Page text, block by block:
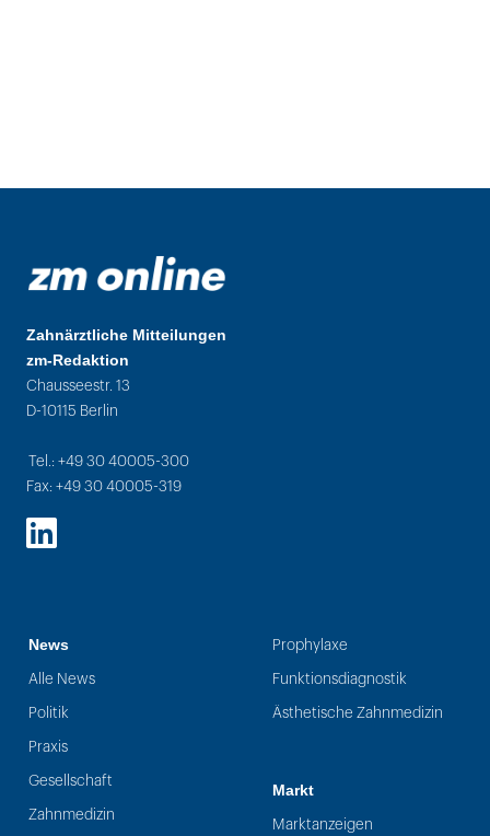
Zahnärztliche Mitteilungen
zm-Redaktion
Chausseestr. 13
D-10115 Berlin
Tel.: +49 30 40005-300
Fax: +49 30 40005-319
LinkedIn
News
Alle News
Politik
Praxis
Gesellschaft
Zahnmedizin
Prophylaxe
Funktionsdiagnostik
Ästhetische Zahnmedizin
Markt
Marktanzeigen